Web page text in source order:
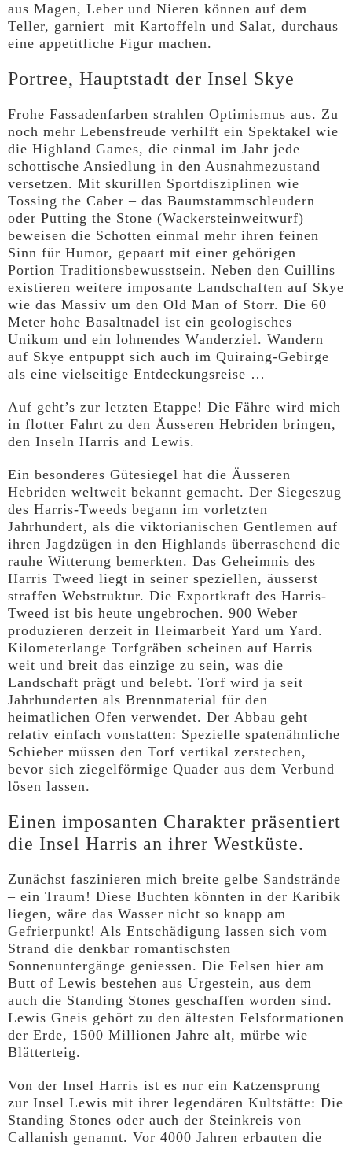
aus Magen, Leber und Nieren können auf dem
Teller, garniert mit Kartoffeln und Salat, durchaus
eine appetitliche Figur machen.
Portree, Hauptstadt der Insel Skye
Frohe Fassadenfarben strahlen Optimismus aus. Zu
noch mehr Lebensfreude verhilft ein Spektakel wie
die Highland Games, die einmal im Jahr jede
schottische Ansiedlung in den Ausnahmezustand
versetzen. Mit skurillen Sportdisziplinen wie
Tossing the Caber – das Baumstammschleudern
oder Putting the Stone (Wackersteinweitwurf)
beweisen die Schotten einmal mehr ihren feinen
Sinn für Humor, gepaart mit einer gehörigen
Portion Traditionsbewusstsein. Neben den Cuillins
existieren weitere imposante Landschaften auf Skye
wie das Massiv um den Old Man of Storr. Die 60
Meter hohe Basaltnadel ist ein geologisches
Unikum und ein lohnendes Wanderziel. Wandern
auf Skye entpuppt sich auch im Quiraing-Gebirge
als eine vielseitige Entdeckungsreise …
Auf geht’s zur letzten Etappe! Die Fähre wird mich
in flotter Fahrt zu den Äusseren Hebriden bringen,
den Inseln Harris and Lewis.
Ein besonderes Gütesiegel hat die Äusseren
Hebriden weltweit bekannt gemacht. Der Siegeszug
des Harris-Tweeds begann im vorletzten
Jahrhundert, als die viktorianischen Gentlemen auf
ihren Jagdzügen in den Highlands überraschend die
rauhe Witterung bemerkten. Das Geheimnis des
Harris Tweed liegt in seiner speziellen, äusserst
straffen Webstruktur. Die Exportkraft des Harris-
Tweed ist bis heute ungebrochen. 900 Weber
produzieren derzeit in Heimarbeit Yard um Yard.
Kilometerlange Torfgräben scheinen auf Harris
weit und breit das einzige zu sein, was die
Landschaft prägt und belebt. Torf wird ja seit
Jahrhunderten als Brennmaterial für den
heimatlichen Ofen verwendet. Der Abbau geht
relativ einfach vonstatten: Spezielle spatenähnliche
Schieber müssen den Torf vertikal zerstechen,
bevor sich ziegelförmige Quader aus dem Verbund
lösen lassen.
Einen imposanten Charakter präsentiert
die Insel Harris an ihrer Westküste.
Zunächst faszinieren mich breite gelbe Sandstrände
– ein Traum! Diese Buchten könnten in der Karibik
liegen, wäre das Wasser nicht so knapp am
Gefrierpunkt! Als Entschädigung lassen sich vom
Strand die denkbar romantischsten
Sonnenuntergänge geniessen. Die Felsen hier am
Butt of Lewis bestehen aus Urgestein, aus dem
auch die Standing Stones geschaffen worden sind.
Lewis Gneis gehört zu den ältesten Felsformationen
der Erde, 1500 Millionen Jahre alt, mürbe wie
Blätterteig.
Von der Insel Harris ist es nur ein Katzensprung
zur Insel Lewis mit ihrer legendären Kultstätte: Die
Standing Stones oder auch der Steinkreis von
Callanish genannt. Vor 4000 Jahren erbauten die